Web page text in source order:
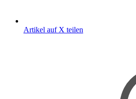
Artikel auf X teilen